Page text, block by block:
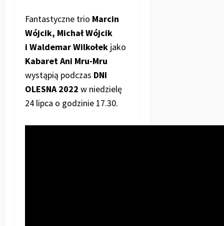
Fantastyczne trio Marcin
Wójcik, Michał Wójcik
i Waldemar Wilkołek jako
Kabaret Ani Mru-Mru
wystąpią podczas DNI
OLESNA 2022 w niedzielę
24 lipca o godzinie 17.30.